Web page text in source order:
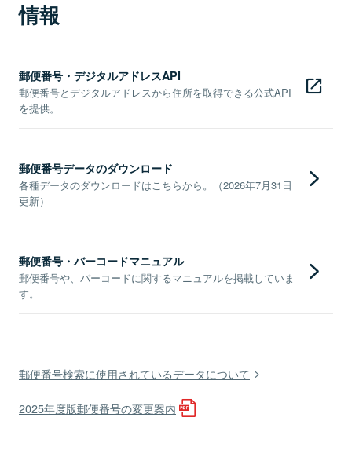
情報
郵便番号・デジタルアドレスAPI
郵便番号とデジタルアドレスから住所を取得できる公式API
を提供。
郵便番号データのダウンロード
各種データのダウンロードはこちらから。（2026年7月31日
更新）
郵便番号・バーコードマニュアル
郵便番号や、バーコードに関するマニュアルを掲載していま
す。
郵便番号検索に使用されているデータについて
2025年度版郵便番号の変更案内